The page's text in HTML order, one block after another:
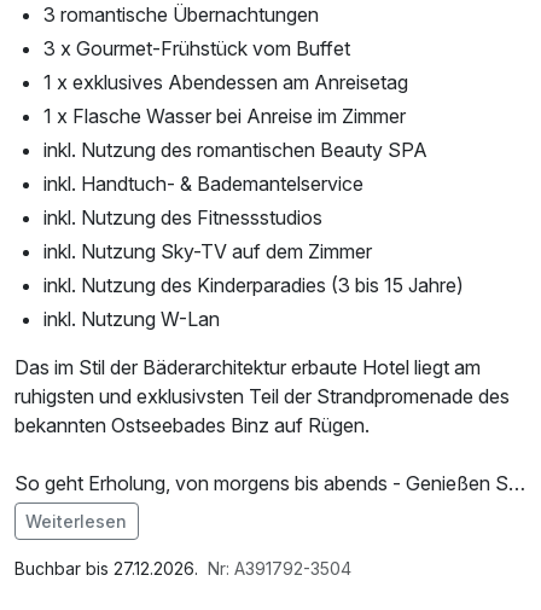
3 romantische Übernachtungen
3 x Gourmet-Frühstück vom Buffet
1 x exklusives Abendessen am Anreisetag
1 x Flasche Wasser bei Anreise im Zimmer
inkl. Nutzung des romantischen Beauty SPA
inkl. Handtuch- & Bademantelservice
inkl. Nutzung des Fitnessstudios
inkl. Nutzung Sky-TV auf dem Zimmer
inkl. Nutzung des Kinderparadies (3 bis 15 Jahre)
inkl. Nutzung W-Lan
Das im Stil der Bäderarchitektur erbaute Hotel liegt am
ruhigsten und exklusivsten Teil der Strandpromenade des
bekannten Ostseebades Binz auf Rügen.
So geht Erholung, von morgens bis abends - Genießen Sie
im Rahmen unserer Arrangements exklusive Wellness-
Erlebnisse, die Sie so nur bei uns finden: vom einzigartigen
Genuss zu Zweit bis hin zu regional inspirierten
Im Angebot enthalten
1 x Welcome Drink, 1 Flasche Mineralwasser,
Weiterlesen
Buchbar bis 27.12.2026. Nr: A391792-3504